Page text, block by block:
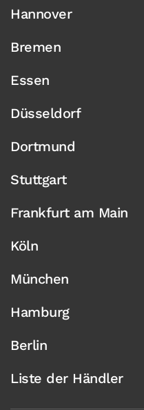
Hannover
Bremen
Essen
Düsseldorf
Dortmund
Stuttgart
Frankfurt am Main
Köln
München
Hamburg
Berlin
Liste der Händler